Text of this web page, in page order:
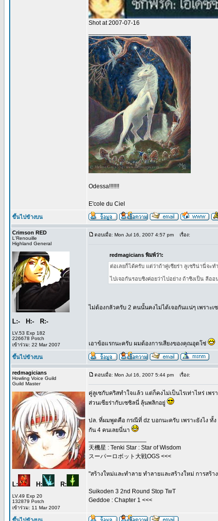
Shot at 2007-07-16
Odessa!!!!!!!
E'cole du Ciel
ขึ้นไปข้างบน
Crimson RED
L'Renouille
Highland General
L:- H:- R:-
LV.53 Exp 182
226678 Potch
เข้าร่วม: 22 Mar 2007
ตอบเมื่อ: Mon Jul 16, 2007 4:57 pm เรื่อง:
redmagicians พิมพ์ว่า:
ต่อเลยก็ได้ครับ แต่ว่าถ้าคู่เซียร่า ลูเซริน่านี่จะท
ไปเจอกันรอบชิงค่อยว่าไปอย่าง ถ้าชิงเป็น ลีอ
ไม่ต้องกลัวครับ 2 คนนั้นคงไม่ได้เจอกันแน่ๆ เพราะเ
เอาข้อแรกนะครับ ผมต้องการเสียงของคุณอุตโซ่
ขึ้นไปข้างบน
redmagicians
Howling Voice Guild
Guild Master
L: H: R:
LV.49 Exp 20
132879 Potch
เข้าร่วม: 11 Mar 2007
ตอบเมื่อ: Mon Jul 16, 2007 5:44 pm เรื่อง:
คู่ลูเซกับคริสทำใจแล้ว แต่ก็คงไม่เป็นไรเท่าไหร่ เพ
ส่วนเซียร่ากับเซซิลนี่ ลุ้นพลิกอยู่
ปล. ที่ผมพูดคือ กรณีที่ dz บอกนะครับ เพราะยังไง ทั้
กัน 4 คนเลยนี่นา
天機星 : Tenki Star : Star of Wisdom
スーパーロボット大戦OGS <<<
"สร้างใหม่และทำลาย ทำลายและสร้างใหม่ การสร้า
Suikoden 3 2nd Round Stop TwT
Geddoe : Chapter 1 <<<